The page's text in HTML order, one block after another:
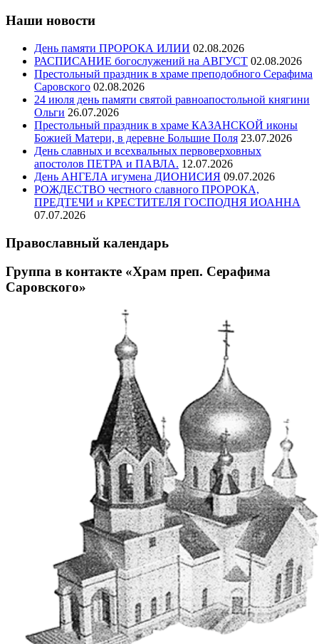
Наши новости
День памяти ПРОРОКА ИЛИИ 02.08.2026
РАСПИСАНИЕ богослужений на АВГУСТ 02.08.2026
Престольный праздник в храме преподобного Серафима
Саровского 02.08.2026
24 июля день памяти святой равноапостольной княгини
Ольги 26.07.2026
Престольный праздник в храме КАЗАНСКОЙ иконы
Божией Матери, в деревне Большие Поля 23.07.2026
День славных и всехвальных первоверховных
апостолов ПЕТРА и ПАВЛА. 12.07.2026
День АНГЕЛА игумена ДИОНИСИЯ 09.07.2026
РОЖДЕСТВО честного славного ПРОРОКА,
ПРЕДТЕЧИ и КРЕСТИТЕЛЯ ГОСПОДНЯ ИОАННА
07.07.2026
Православный календарь
Группа в контакте «Храм преп. Серафима
Саровского»